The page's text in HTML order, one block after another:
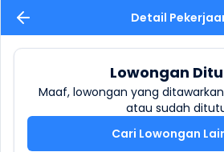
Detail
Lowongan
Maaf, lowongan yang
atau sudah
Cari Lowongan